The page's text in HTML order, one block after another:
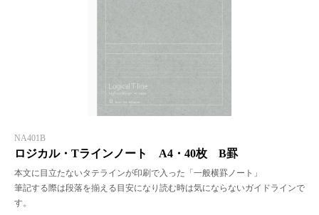
NA401B
ロジカル・Tラインノート A4・40枚 B罫
本文に目立たないタテラインが印刷で入った「一般横罫ノート」
筆記する際は段落を揃える目安になり読む時は気にならないガイドラインで
す。